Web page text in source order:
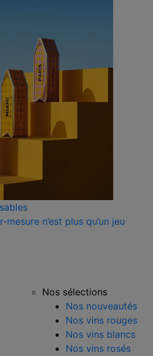
n’est plus qu’un jeu
Nos sélections
Nos nouveautés
Nos vins rouges
Nos vins blancs
Nos vins rosés